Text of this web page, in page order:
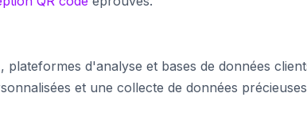
plateformes d'analyse et bases de données
et une collecte de données